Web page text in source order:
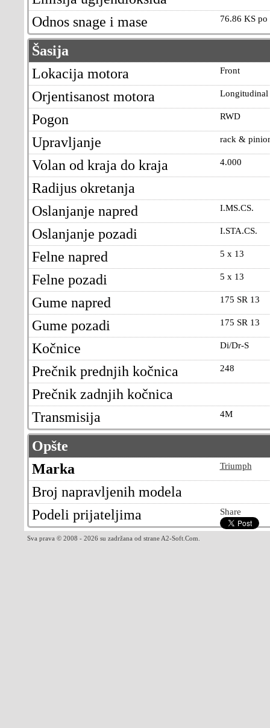
76.86 KS po
Odnos snage i mase
Šasija
Front
Lokacija motora
Longitudinal
Orjentisanost motora
RWD
Pogon
rack &
Upravljanje
4.000
Volan od kraja do kraja
Radijus okretanja
I.MS.CS.
Oslanjanje napred
I.STA.CS.
Oslanjanje pozadi
5 x 13
Felne napred
5 x 13
Felne pozadi
175 SR 13
Gume napred
175 SR 13
Gume pozadi
Di/Dr-S
Kočnice
248
Prečnik prednjih kočnica
Prečnik zadnjih kočnica
4M
Transmisija
Opšte
Triumph
Marka
Broj napravljenih modela
Share
Podeli prijateljima
Sva prava © 2008 - 2026 su zadržana od strane A2-Soft.Com.